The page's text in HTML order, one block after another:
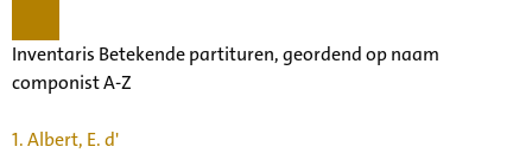
Inventaris Betekende partituren, geordend op naam
componist A-Z
1.Albert, E. d'